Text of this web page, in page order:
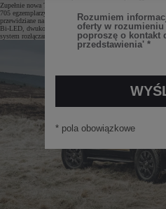
Zupełnie nowa Toyota Land Cruiser 250 osiągnęła
705 egzemplarzy tej generacji, w tym wszystkie
przewidziane na nasz rynek. Wersja ta nawiązuje do
Bi-LED, dwukolorowym lakierem oraz unikalnym
system rozłączania przedniego stabilizatora (SDM), który